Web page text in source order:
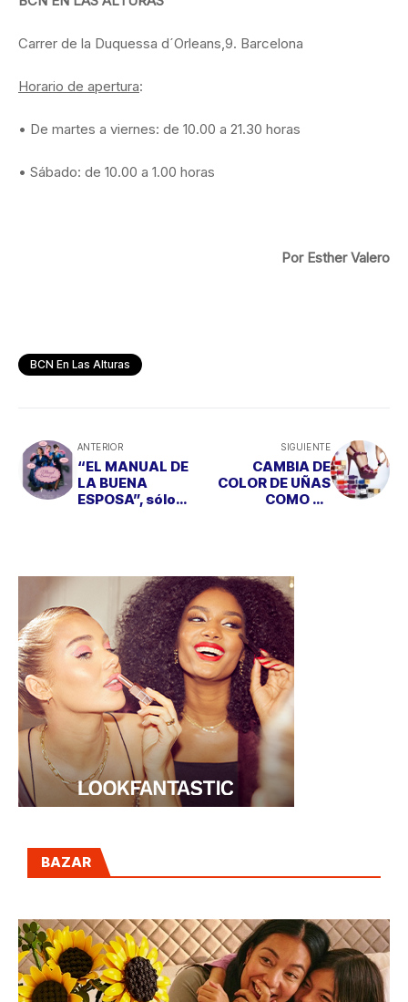
Carrer de la Duquessa d´Orleans,9. Barcelona
Horario de apertura:
• De martes a viernes: de 10.00 a 21.30 horas
• Sábado: de 10.00 a 1.00 horas
Por Esther Valero
BCN En Las Alturas
ANTERIOR
“EL MANUAL DE
LA BUENA
ESPOSA”, sólo
SIGUIENTE
CAMBIA DE
COLOR DE UÑAS
COMO DE
BAZAR